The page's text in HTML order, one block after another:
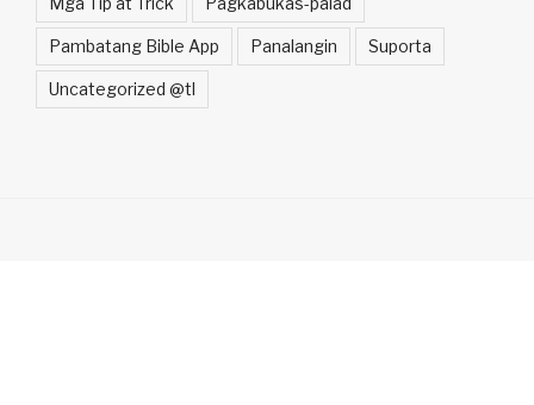
Pambatang Bible App Panalangin Suporta
Uncategorized @tl